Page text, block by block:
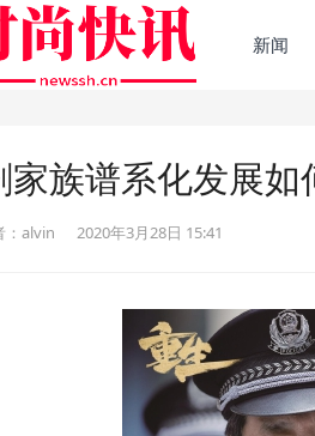
新闻
家族谱系化发展
alvin 2020年3月28日 15:41